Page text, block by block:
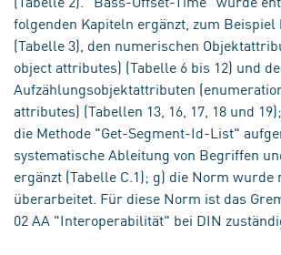
folgenden Kapiteln ergänzt, zum Beispiel
(Tabelle 3), den numerischen
object attributes) (Tabelle 6 bis 12) und
Aufzählungsobjektattributen
attributes) (Tabellen 13, 16, 17, 18 und
die Methode "Get-Segment-Id-List"
systematische Ableitung von Begriffen
ergänzt (Tabelle C.1); g) die Norm wurde
überarbeitet. Für diese Norm ist das
02 AA "Interoperabilität" bei DIN